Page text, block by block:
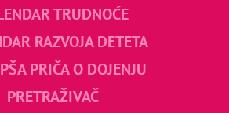
TRUDNOĆE
RAZVOJA DETETA
PRIČA O DOJENJU
PRETRAŽIVAČ